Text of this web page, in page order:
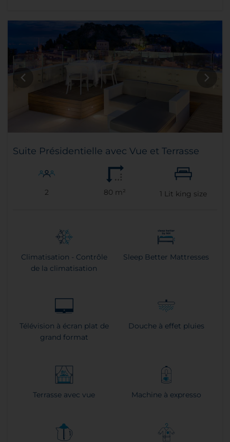
Suite Présidentielle avec Vue et Terrasse
2 80 m² 1 Lit king size
Climatisation - Contrôle
de la climatisation
Sleep Better Mattresses
Télévision à écran plat de
grand format
Douche à effet pluies
Terrasse avec vue Machine à expresso